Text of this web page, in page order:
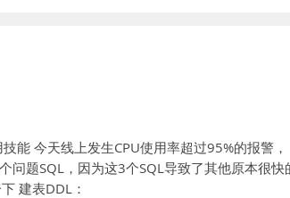
能 今天线上发生CPU使用率超过95%的报警
问题SQL，因为这3个SQL导致了其他原本很快
建表DDL：